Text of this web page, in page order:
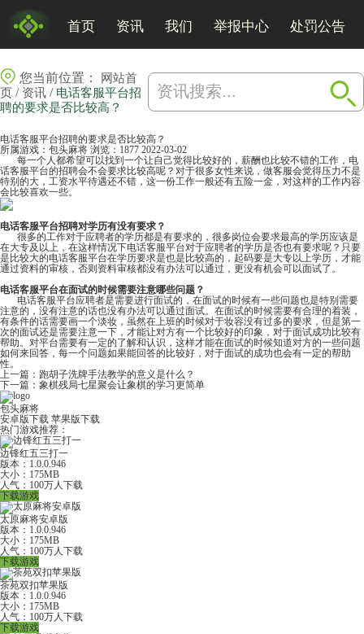
首页 资讯 我们 举报中心 处罚公告
您当前位置：
网站首
页 / 资讯 / 电话客服平台招
聘的要求是否比较高？
电话客服平台招聘的要求是否比较高？
所属游戏： 包头麻将 浏览：1877 2022-03-02
每一个人都希望可以找到一个让自己觉得比较好的，薪酬也比较不错的工作，电
话客服平台的招聘会不会要求比较高呢？对于很多女性来说，做客服会觉得压力不是
特别的大，工资水平待遇还不错，这一份工作一般还有五险一金，对这样的工作内容
会比较喜欢一些。
电话客服平台招聘对学历有没有要求？
很多的工作对于应聘者的学历都是有要求的，很多岗位会要求最高的学历应该是
在大专及以上，在这样情况下电话客服平台对于应聘者的学历是否也有要求呢？只要
是比较大的电话客服平台在学历要求是也是比较高的，起码要是大专以上学历，才能
通过资料的审核，否则资料审核都没有办法可以通过，更没有机会可以面试了。
电话客服平台在面试的时候需要注意哪些问题？
电话客服平台应聘者是需要进行面试的，在面试的时候有一些问题也是特别需要
注意的，没有注意的话也没有办法可以通过面试。在面试的时候需要有合理的着装，
有条件的话需要画一个淡妆，虽然在上班的时候对于妆容没有过多的要求，但是第一
次的面试还是需要注意一下，才能让对方有一个比较好的印象，对于面试成功比较有
帮助。对平台需要有一定的了解和认识，这样才能在面试的时候知道对方的一些问题
如何来回答，每一个问题如果能回答的比较好，对于面试的成功也会有一定的帮助
性。
上一篇： 跑胡子洗牌手法教学的意义是什么？
下一篇： 象棋残局七星聚会让象棋的学习更简单
包头麻将
安卓版下载 苹果版下载
热门游戏推荐：
边锋红五三打一
版本：1.0.0.946
大小：175MB
人气：100万人下载
下载游戏
太原麻将安卓版
版本：1.0.0.946
大小：175MB
人气：100万人下载
下载游戏
茶苑双扣苹果版
版本：1.0.0.946
大小：175MB
人气：100万人下载
下载游戏